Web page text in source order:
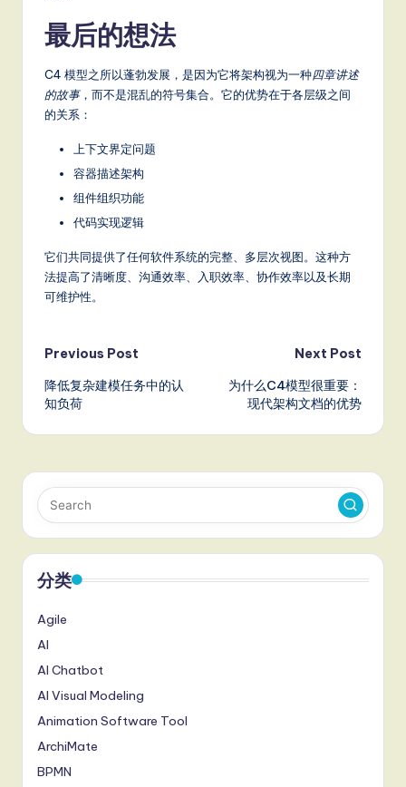
最后的想法
C4 模型之所以蓬勃发展，是因为它将架构视为一种四章讲述
的故事，而不是混乱的符号集合。它的优势在于各层级之间
的关系：
上下文界定问题
容器描述架构
组件组织功能
代码实现逻辑
它们共同提供了任何软件系统的完整、多层次视图。这种方
法提高了清晰度、沟通效率、入职效率、协作效率以及长期
可维护性。
Post
navigation
Previous Post
降低复杂建模任务中的认
知负荷
Next Post
为什么C4模型很重要：
现代架构文档的优势
分类
Agile
AI
AI Chatbot
AI Visual Modeling
Animation Software Tool
ArchiMate
BPMN